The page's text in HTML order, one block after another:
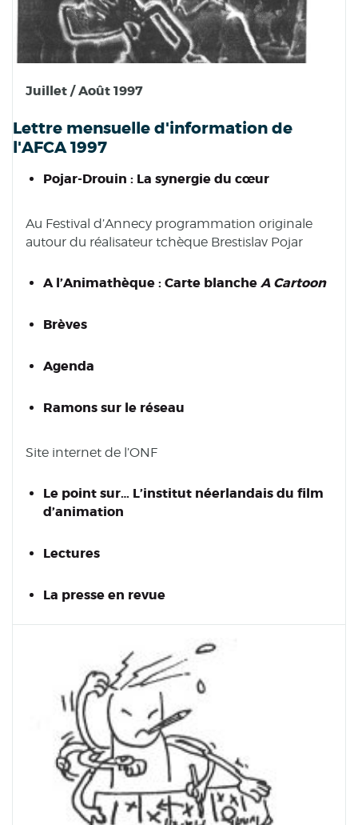
Juillet / Août 1997
Lettre mensuelle d'information de
l'AFCA 1997
Pojar-Drouin : La synergie du cœur
Au Festival d’Annecy programmation originale
autour du réalisateur tchèque Brestislav Pojar
A l’Animathèque : Carte blancheA Cartoon
Brèves
Agenda
Ramons sur le réseau
Site internet de l’ONF
Le point sur… L’institut néerlandais du film
d’animation
Lectures
La presse en revue